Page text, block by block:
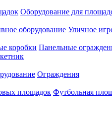
Оборудование для
оборудование Уличное
коробки Панельные
Ограждения
площадок Футбольная